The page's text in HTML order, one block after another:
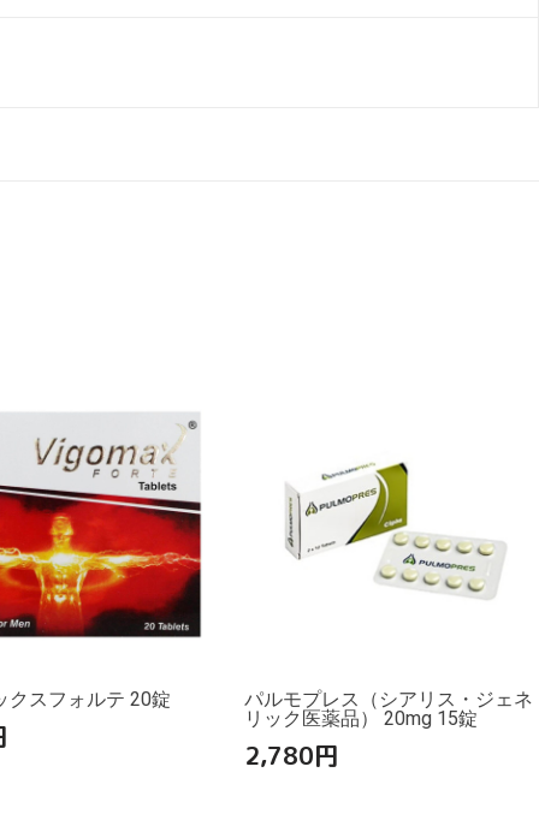
クスフォルテ 20錠
パルモプレス（シアリス・ジェネ
リック医薬品） 20mg 15錠
2,780円